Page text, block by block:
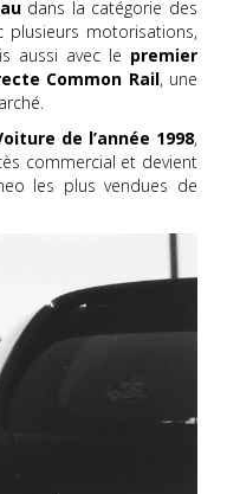
dans la catégorie des
plusieurs motorisations,
aussi avec le premier
Common Rail, une
de l’année 1998,
commercial et devient
les plus vendues de